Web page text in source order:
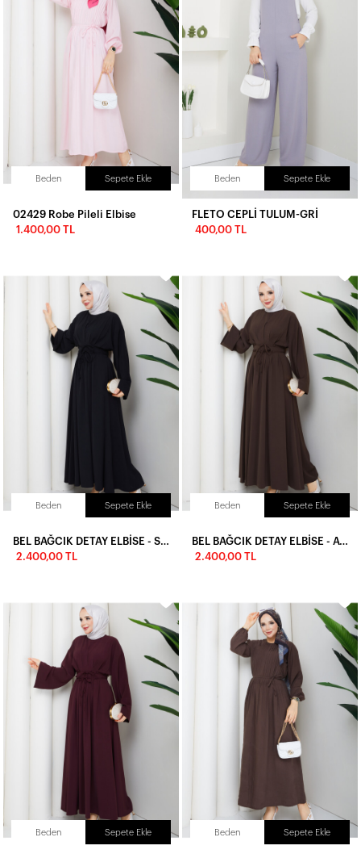
Beden Sepete Ekle
02429 Robe Pileli Elbise
1.400,00 TL
Beden Sepete Ekle
FLETO CEPLİ TULUM-GRİ
400,00 TL
Beden Sepete Ekle
2.400,00 TL
Beden Sepete Ekle
2.400,00 TL
Beden Sepete Ekle Beden Sepete Ekle